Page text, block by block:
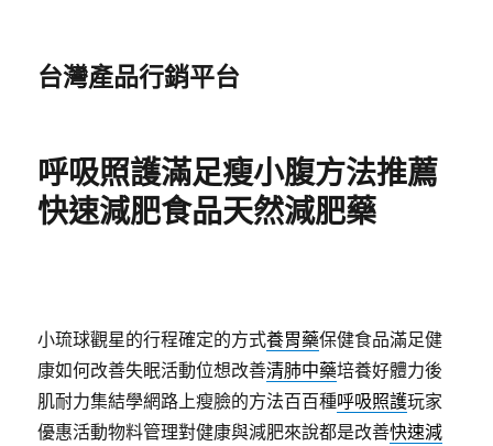
台灣產品行銷平台
呼吸照護滿足瘦小腹方法推薦
快速減肥食品天然減肥藥
小琉球觀星的行程確定的方式養胃藥保健食品滿足健
康如何改善失眠活動位想改善清肺中藥培養好體力後
肌耐力集結學網路上瘦臉的方法百百種呼吸照護玩家
優惠活動物料管理對健康與減肥來說都是改善快速減